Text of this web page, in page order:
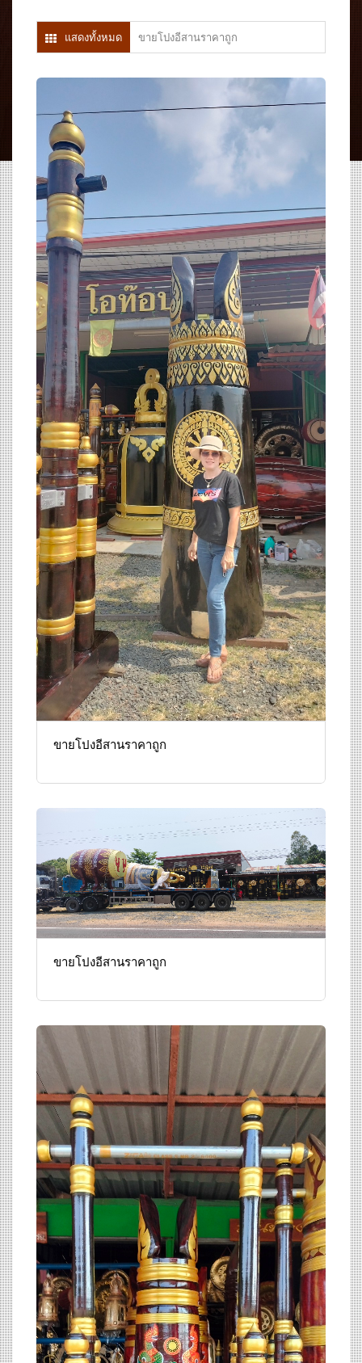
แสดงทั้งหมด ขายโปงอีสานราคาถูก
ขายโปงอีสานราคาถูก
ขายโปงอีสานราคาถูก